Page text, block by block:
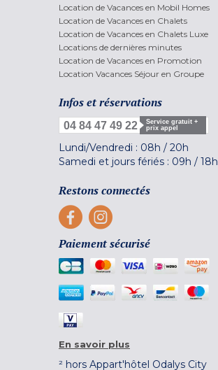
Location de Vacances en Mobil Homes
Location de Vacances en Chalets
Location de Vacances en Chalets Luxe
Locations de dernières minutes
Location de Vacances en Promotion
Location Vacances Séjour en Groupe
Infos et réservations
04 84 47 49 22
Service gratuit +
prix appel
Lundi/Vendredi : 08h / 20h
Samedi et jours fériés : 09h / 18h
Restons connectés
Paiement sécurisé
En savoir plus
² hors Appart'hôtel Odalys City